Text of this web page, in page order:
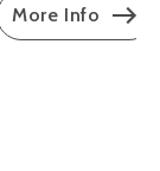
More Info